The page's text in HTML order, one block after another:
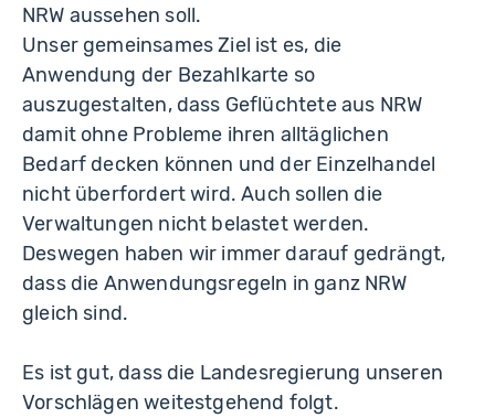
NRW aussehen soll.
Unser gemeinsames Ziel ist es, die
Anwendung der Bezahlkarte so
auszugestalten, dass Geflüchtete aus NRW
damit ohne Probleme ihren alltäglichen
Bedarf decken können und der Einzelhandel
nicht überfordert wird. Auch sollen die
Verwaltungen nicht belastet werden.
Deswegen haben wir immer darauf gedrängt,
dass die Anwendungsregeln in ganz NRW
gleich sind.
Es ist gut, dass die Landesregierung unseren
Vorschlägen weitestgehend folgt.